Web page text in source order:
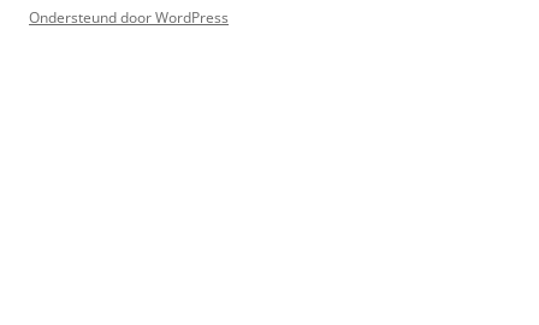
Ondersteund door WordPress